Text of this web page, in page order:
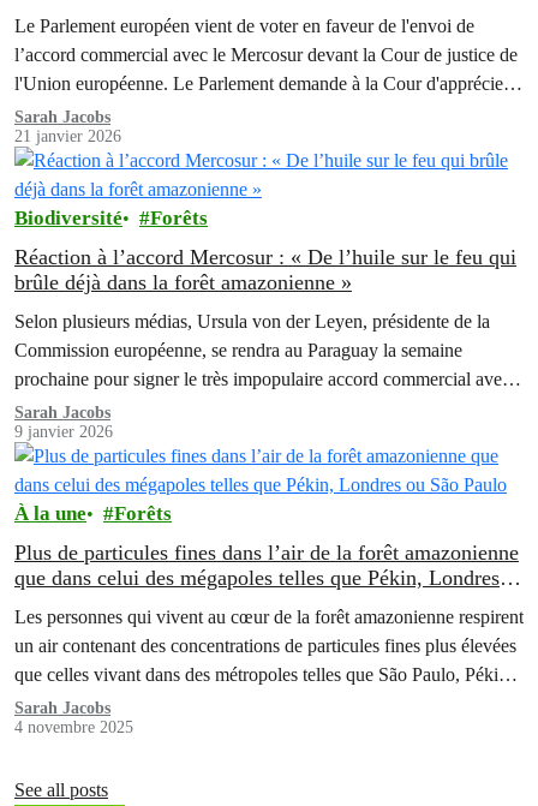
Le Parlement européen vient de voter en faveur de l'envoi de
l’accord commercial avec le Mercosur devant la Cour de justice de
l'Union européenne. Le Parlement demande à la Cour d'apprécier
la compatibilité de cet accord avec les traités de l'Union
européenne.
Sarah Jacobs
21 janvier 2026
Biodiversité Forêts
Réaction à l’accord Mercosur : « De l’huile sur le feu qui
brûle déjà dans la forêt amazonienne »
Selon plusieurs médias, Ursula von der Leyen, présidente de la
Commission européenne, se rendra au Paraguay la semaine
prochaine pour signer le très impopulaire accord commercial avec
le Mercosur, qui regroupe quatre pays d'Amérique du Sud.
Sarah Jacobs
9 janvier 2026
À la une Forêts
Plus de particules fines dans l’air de la forêt amazonienne
que dans celui des mégapoles telles que Pékin, Londres
Les personnes qui vivent au cœur de la forêt amazonienne respirent
un air contenant des concentrations de particules fines plus élevées
que celles vivant dans des métropoles telles que São Paulo, Pékin
ou Londres.
Sarah Jacobs
4 novembre 2025
See all posts